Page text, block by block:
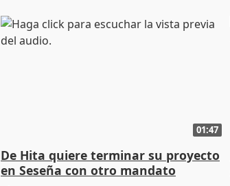
01:47
De Hita quiere terminar su proyecto
en Seseña con otro mandato